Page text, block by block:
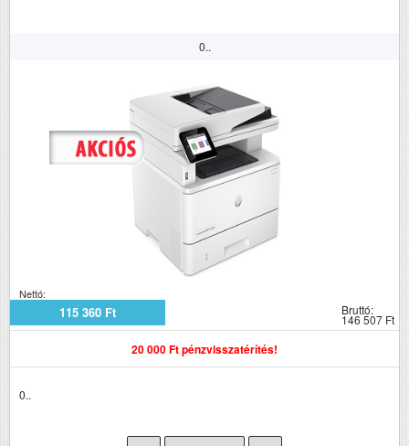
0..
Nettó:
115 360 Ft Bruttó:
146 507 Ft
20 000 Ft pénzvisszatérítés!
0..